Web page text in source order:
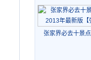
张家界必去十景